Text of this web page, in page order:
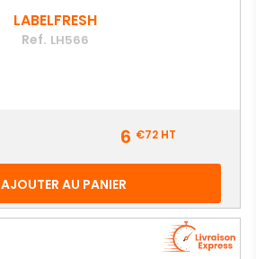
LABELFRESH
Ref. LH566
6 €72 HT
AJOUTER AU PANIER